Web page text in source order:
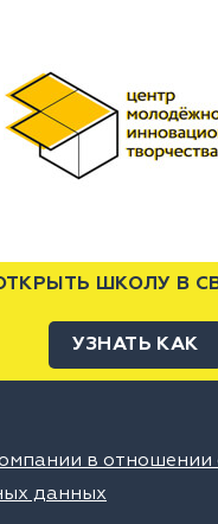
ШКОЛУ В
УЗНАТЬ КАК
в отношении
данных